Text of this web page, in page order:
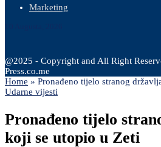
Marketing
@2025 - Copyright and All Right
Press.co.me
Home » Pronađeno tijelo stranog
Udarne vijesti
Pronađeno tijelo
koji se utopio u Zeti